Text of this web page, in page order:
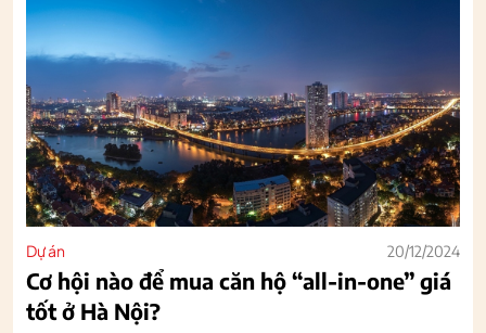
Dự án 20/12/2024
Cơ hội nào để mua căn hộ “all-in-one” giá
tốt ở Hà Nội?